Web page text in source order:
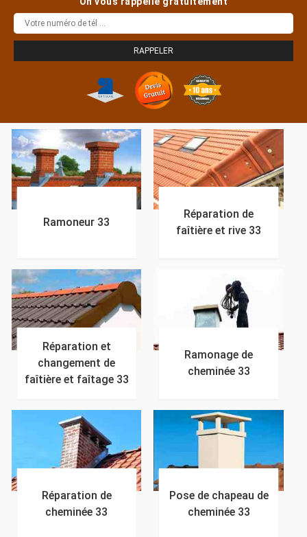
Ramoneur 33
Réparation de
faîtière et rive 33
Réparation et
changement de
faîtière et faîtage 33
Ramonage de
cheminée 33
Réparation de
cheminée 33
Pose de chapeau de
cheminée 33